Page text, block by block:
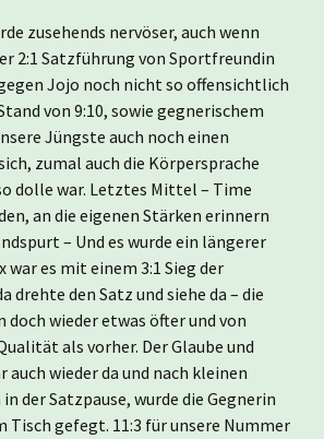
zusehends nervöser, auch wenn
2:1 Satzführung von Sportfreundin
Jojo noch nicht so offensichtlich
von 9:10, sowie gegnerischem
Jüngste auch noch einen
zumal auch die Körpersprache
dolle war. Letztes Mittel – Time
an die eigenen Stärken erinnern
– Und es wurde ein längerer
war es mit einem 3:1 Sieg der
drehte den Satz und siehe da – die
doch wieder etwas öfter und von
als vorher. Der Glaube und
auch wieder da und nach kleinen
der Satzpause, wurde die Gegnerin
Tisch gefegt. 11:3 für unsere Nummer